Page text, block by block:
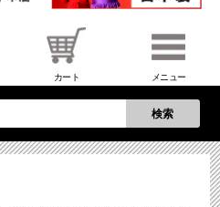
カート メニュー
検索